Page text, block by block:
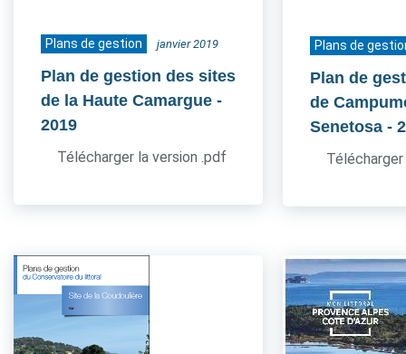
Plans de gestion janvier 2019
Plan de gestion des sites
de la Haute Camargue -
2019
Télécharger la version .pdf
Plans de
Plan de
de
Senetosa -